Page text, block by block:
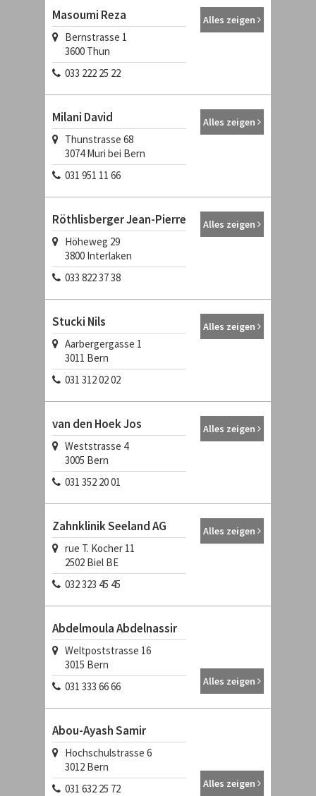
Masoumi Reza
Bernstrasse 1
3600 Thun
033 222 25 22
Alles zeigen
Milani David
Thunstrasse 68
3074 Muri bei Bern
031 951 11 66
Alles zeigen
Röthlisberger Jean-Pierre
Höheweg 29
3800 Interlaken
033 822 37 38
Alles zeigen
Stucki Nils
Aarbergergasse 1
3011 Bern
031 312 02 02
Alles zeigen
van den Hoek Jos
Weststrasse 4
3005 Bern
031 352 20 01
Alles zeigen
Zahnklinik Seeland AG
rue T. Kocher 11
2502 Biel BE
032 323 45 45
Alles zeigen
Abdelmoula Abdelnassir
Weltpoststrasse 16
3015 Bern
031 333 66 66
Alles zeigen
Abou-Ayash Samir
Hochschulstrasse 6
3012 Bern
031 632 25 72
Alles zeigen